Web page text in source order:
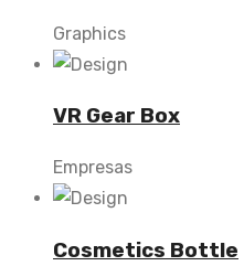
Graphics
VR Gear Box
Empresas
Cosmetics Bottle